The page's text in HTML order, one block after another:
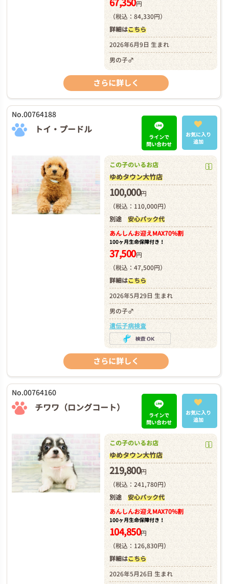
67,350円
（税込：84,330円）
詳細はこちら
2026年6月9日 生まれ
男の子♂
さらに詳しく
No.00764188
トイ・プードル
ラインで
問い合わせ
お気に入り
追加
この子のいるお店
ゆめタウン大竹店
100,000円
（税込：110,000円）
別途 安心パック代
あんしんお迎えMAX70%割
100ヶ月生命保障付き！
37,500円
（税込：47,500円）
詳細はこちら
2026年5月29日 生まれ
男の子♂
遺伝子病検査
さらに詳しく
No.00764160
チワワ（ロングコート）
ラインで
問い合わせ
お気に入り
追加
この子のいるお店
ゆめタウン大竹店
219,800円
（税込：241,780円）
別途 安心パック代
あんしんお迎えMAX70%割
100ヶ月生命保障付き！
104,850円
（税込：126,830円）
詳細はこちら
2026年5月26日 生まれ